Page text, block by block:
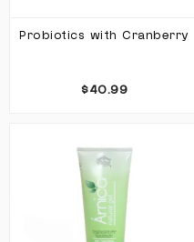
Probiotics with Cranberry
$40.99